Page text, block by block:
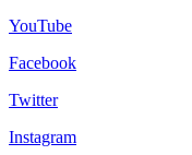
YouTube
Facebook
Twitter
Instagram